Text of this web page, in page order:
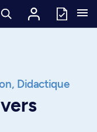
Didactique